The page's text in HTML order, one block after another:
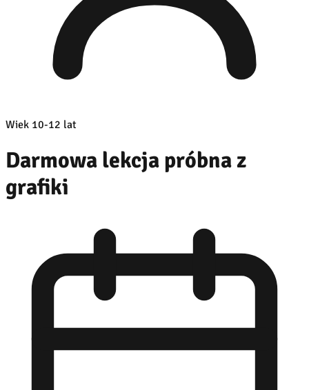
Wiek 10-12 lat
Darmowa lekcja próbna z
grafiki